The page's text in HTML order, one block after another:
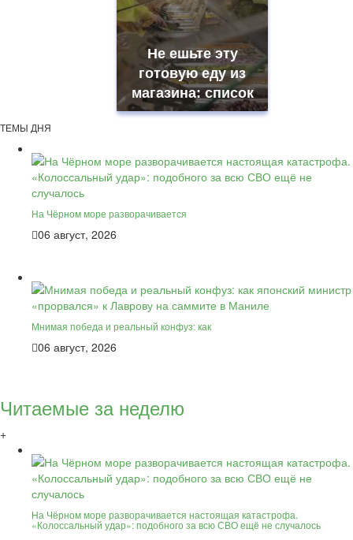
Не ешьте эту
готовую еду из
магазина: список
ТЕМЫ ДНЯ
На Чёрном море разворачивается
06 август, 2026
Мнимая победа и реальный конфуз: как
06 август, 2026
Читаемые за неделю
+
На Чёрном море разворачивается настоящая катастрофа.
«Колоссальный удар»: подобного за всю СВО ещё не случалось